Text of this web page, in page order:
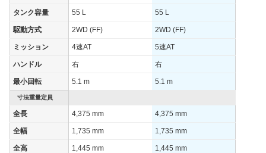
タンク容量 55 L 55 L
駆動方式 2WD (FF) 2WD (FF)
ミッション 4速AT 5速AT
ハンドル 右 右
最小回転 5.1 m 5.1 m
寸法重量定員
全長 4,375 mm 4,375 mm
全幅 1,735 mm 1,735 mm
全高 1,445 mm 1,445 mm